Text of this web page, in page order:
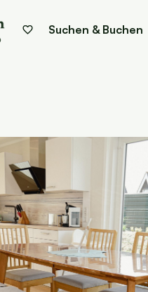
Suchen & Buchen